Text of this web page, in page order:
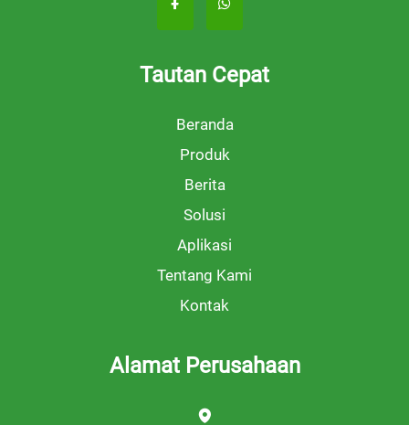
Tautan Cepat
Beranda
Produk
Berita
Solusi
Aplikasi
Tentang Kami
Kontak
Alamat Perusahaan